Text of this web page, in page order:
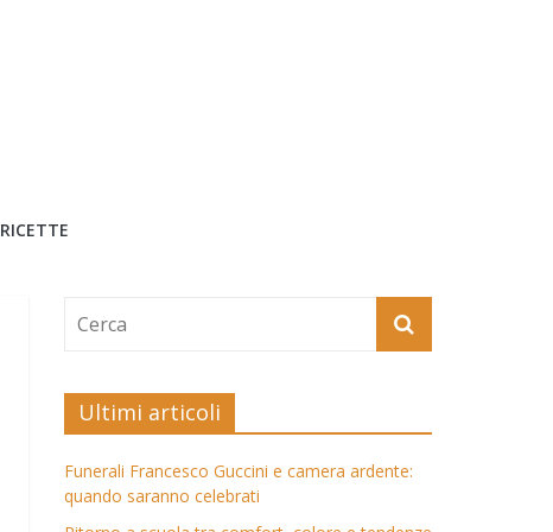
RICETTE
Ultimi articoli
Funerali Francesco Guccini e camera ardente:
quando saranno celebrati